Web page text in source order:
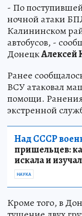
- По
ночной атаки
Калининском
автобусов, -
ДонецкАлексей
Ранее
ВСУ атаковал
помощи.
экстренной
Над СССР
пришельцев:
искала и
НАУКА
Кроме того, в